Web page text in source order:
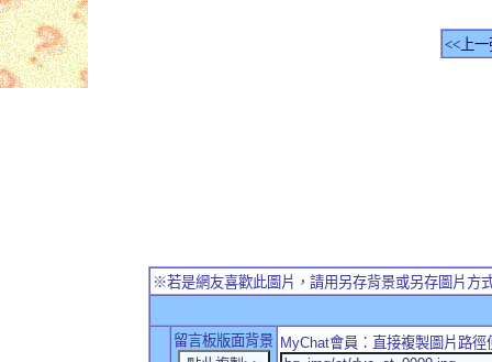
<<上一
※若是網友喜歡此圖片，請用另存背景或另存圖片方
留言板版面背景 MyChat會員：直接複製圖片路